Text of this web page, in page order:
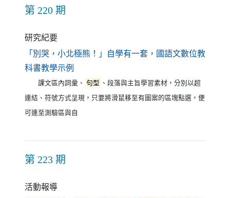
第 220 期
研究紀要
「別哭，小北極熊！」自學有一套，國語文數位教
科書教學示例
課文區內詞彙、 句型 、段落與主旨學習素材，分別以超
連結、符號方式呈現，只要將滑鼠移至有圖案的區塊點選，便
可連至測驗區與自
第 223 期
活動報導